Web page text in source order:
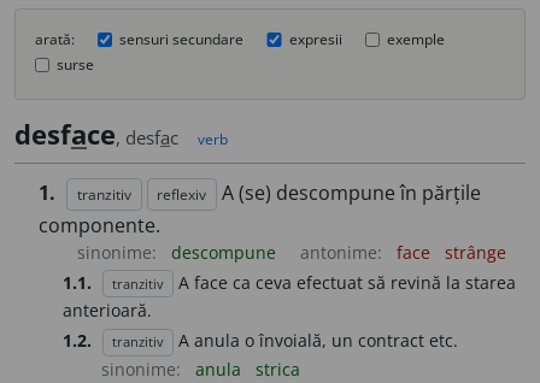
arată: sensuri secundare expresii
exemple
surse
desface, desfac verb
1. tranzitiv reflexiv
A (se) descompune în părțile
componente.
sinonime: descompune antonime: face
strânge
1.1.
tranzitiv
A face ca ceva efectuat să revină la starea
anterioară.
1.2.
tranzitiv
A anula o învoială, un contract etc.
sinonime:
anula strica